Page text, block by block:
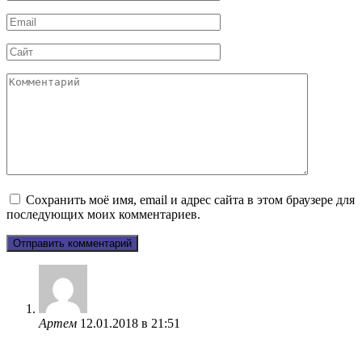
*
Email
*
Сайт
Комментарий
Сохранить моё имя, email и адрес сайта в этом браузере для
последующих моих комментариев.
Артем 12.01.2018 в 21:51